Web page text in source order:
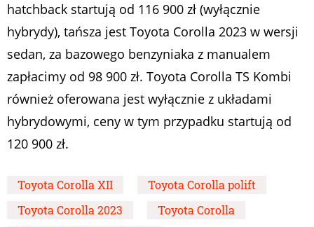
hatchback startują od 116 900 zł (wyłącznie
hybrydy), tańsza jest Toyota Corolla 2023 w wersji
sedan, za bazowego benzyniaka z manualem
zapłacimy od 98 900 zł. Toyota Corolla TS Kombi
również oferowana jest wyłącznie z układami
hybrydowymi, ceny w tym przypadku startują od
120 900 zł.
Toyota Corolla XII
Toyota Corolla polift
Toyota Corolla 2023
Toyota Corolla